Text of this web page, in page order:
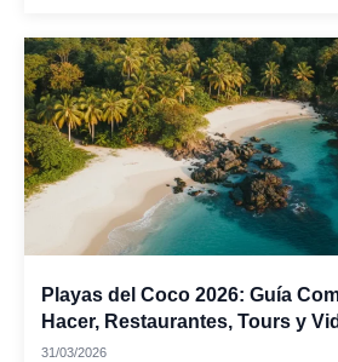
Playas del Coco 2026: Guía
Hacer, Restaurantes, Tours y
31/03/2026